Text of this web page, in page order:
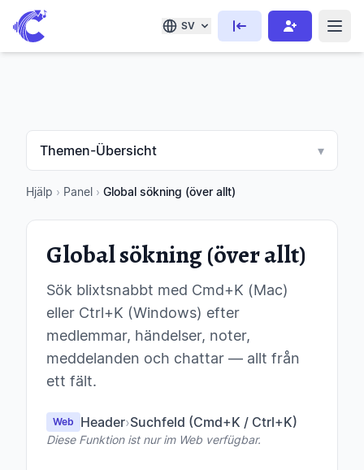
SV
Themen-Übersicht ▾
Hjälp › Panel › Global sökning (över allt)
Global sökning (över allt)
Sök blixtsnabbt med Cmd+K (Mac)
eller Ctrl+K (Windows) efter
medlemmar, händelser, noter,
meddelanden och chattar — allt från
ett fält.
Web Header›Suchfeld (Cmd+K / Ctrl+K)
Diese Funktion ist nur im Web verfügbar.